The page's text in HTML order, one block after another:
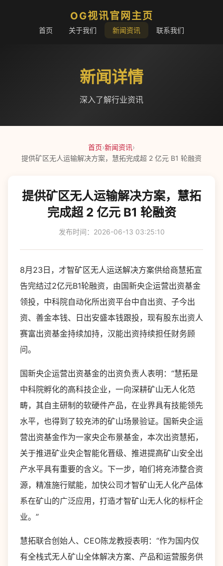
OG视讯官网主页
首页 关于我们 新闻资讯 联系我们
新闻详情
深入了解行业资讯
首页›新闻资讯›
提供矿区无人运输解决方案，慧拓完成超 2 亿元 B1 轮融资
提供矿区无人运输解决方案，慧拓
完成超 2 亿元 B1 轮融资
发布时间：2026-06-13 03:25:10
8月23日，才智矿区无人运送解决方案供给商慧拓宣
告完结过2亿元B1轮融资，由国新央企运营出资基金
领投，中科院自动化所出资平台中自出资、子今出
资、善金本钱、日出安盛本钱跟投，现有股东出资人
赛富出资基金持续加持，汉能出资持续担任财务顾
问。
国新央企运营出资基金的出资负责人表明：“慧拓是
中科院孵化的高科技企业，一向深耕矿山无人化范
畴，其自主研制的软硬件产品，在业界具有技能领先
水平，也得到了较充沛的矿山场景验证。国新央企运
营出资基金作为一家央企布景基金，本次出资慧拓，
关于推进矿业央企智能化晋级、推进提高矿山安全出
产水平具有重要的含义。下一步，咱们将充沛整合资
源，精准施行赋能，加快公司才智矿山无人化产品体
系在矿山的广泛应用，打造才智矿山无人化的标杆企
业。”
慧拓联合创始人、CEO陈龙教授表明：“作为国内仅
有全栈式无人矿山全体解决方案、产品和运营服务供